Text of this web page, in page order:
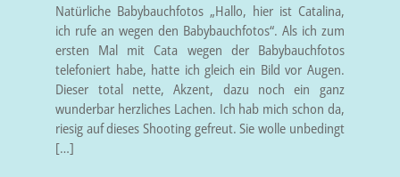
Natürliche Babybauchfotos „Hallo, hier ist Catalina,
ich rufe an wegen den Babybauchfotos“. Als ich zum
ersten Mal mit Cata wegen der Babybauchfotos
telefoniert habe, hatte ich gleich ein Bild vor Augen.
Dieser total nette, Akzent, dazu noch ein ganz
wunderbar herzliches Lachen. Ich hab mich schon da,
riesig auf dieses Shooting gefreut. Sie wolle unbedingt
[…]